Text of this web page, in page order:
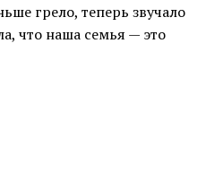
грело, теперь звучало
что наша семья — это